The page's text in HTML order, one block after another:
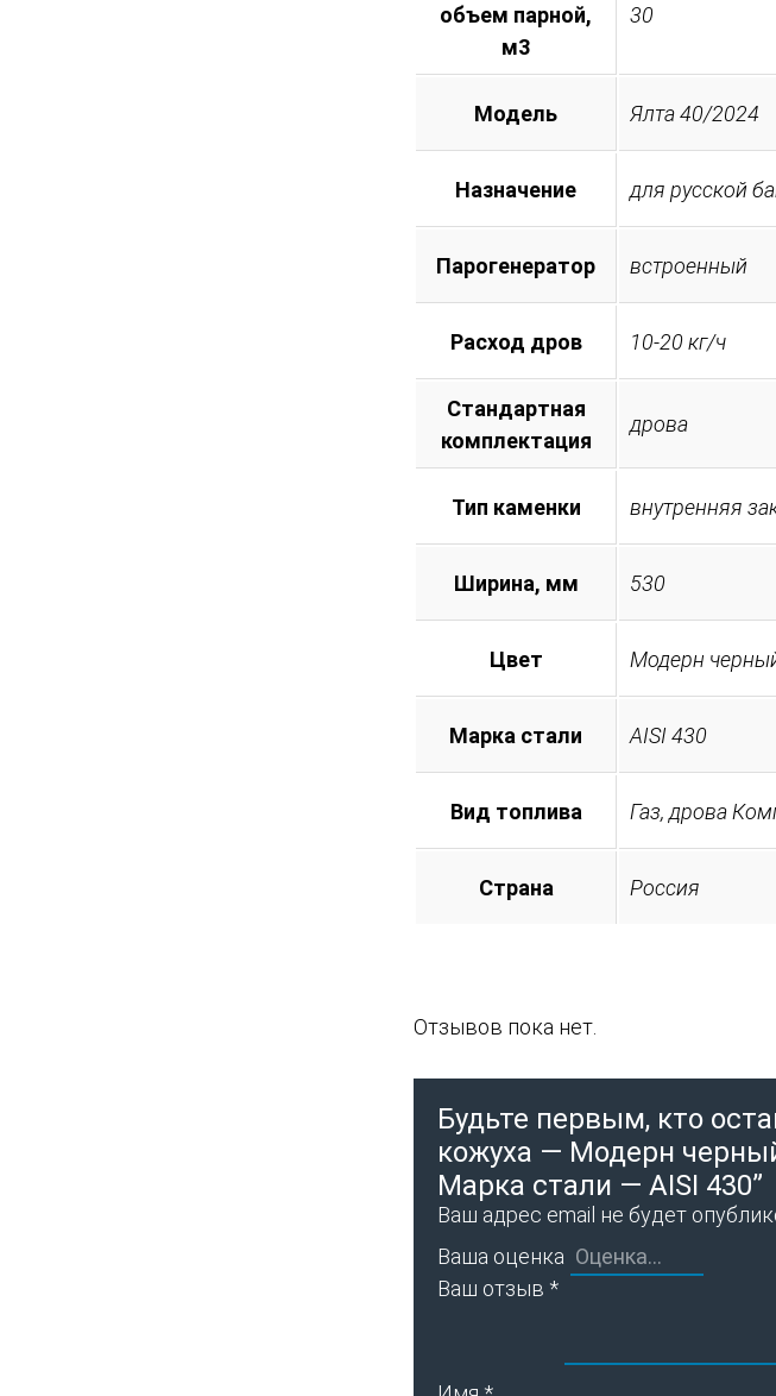
объем парной,
м3
30
Модель Ялта 40/2024
Назначение для русской
Парогенератор встроенный
Расход дров 10-20 кг/ч
Стандартная
комплектация
дрова
Тип каменки внутренняя
Ширина, мм 530
Цвет Модерн
Марка стали AISI 430
Вид топлива Газ, дрова
Страна Россия
Отзывов пока нет.
Будьте первым, кто
кожуха — Модерн
Марка стали — AISI 430”
Ваш адрес email не будет
Ваша оценка
Ваш отзыв *